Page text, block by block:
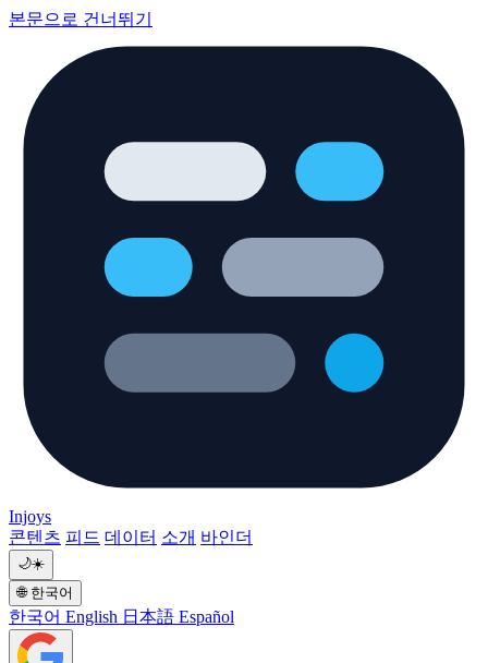
본문으로 건너뛰기
Injoys
콘텐츠 피드 데이터 소개 바인더
🌙☀️
🌐 한국어
한국어 English 日本語 Español